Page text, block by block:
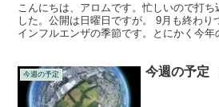
こんにちは、アロムです。忙しいので打ち
した。公開は日曜日ですが。 9月も終わり
インフルエンザの季節です。とにかく今
けましょう。毎朝お茶（紅茶、麦茶 茶が
今週の予定 今週の予